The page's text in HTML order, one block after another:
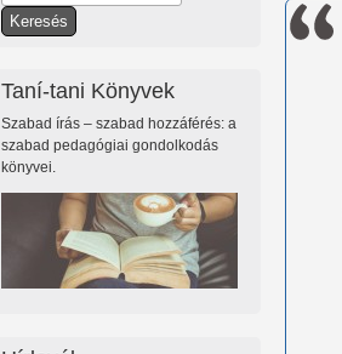
Keresés űrlap
Taní-tani Könyvek
Szabad írás – szabad hozzáférés: a
szabad pedagógiai gondolkodás
könyvei.